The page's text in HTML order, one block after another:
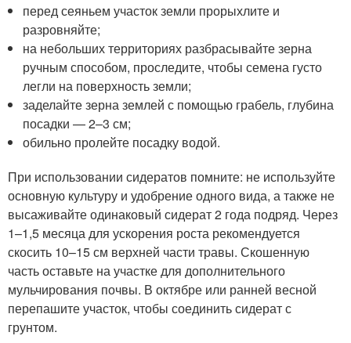
перед сеяньем участок земли прорыхлите и
разровняйте;
на небольших территориях разбрасывайте зерна
ручным способом, проследите, чтобы семена густо
легли на поверхность земли;
заделайте зерна землей с помощью грабель, глубина
посадки — 2–3 см;
обильно пролейте посадку водой.
При использовании сидератов помните: не используйте
основную культуру и удобрение одного вида, а также не
высаживайте одинаковый сидерат 2 года подряд. Через
1–1,5 месяца для ускорения роста рекомендуется
скосить 10–15 см верхней части травы. Скошенную
часть оставьте на участке для дополнительного
мульчирования почвы. В октябре или ранней весной
перепашите участок, чтобы соединить сидерат с
грунтом.